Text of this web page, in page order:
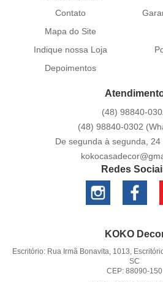
Contato
Mapa do Site
Indique nossa Loja
Depoimentos
(48) 98840-
(48) 98840-0302
De segunda à segunda,
Redes
KOKO
Escritório: Rua Irmã Bonavita, 1013,
SC
CEP: 88090-150